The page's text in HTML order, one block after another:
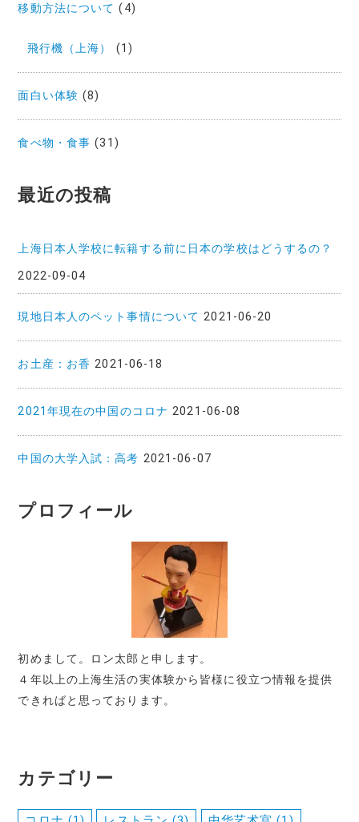
移動方法について (4)
飛行機（上海） (1)
面白い体験 (8)
食べ物・食事 (31)
最近の投稿
上海日本人学校に転籍する前に日本の学校はどうするの？
2022-09-04
現地日本人のペット事情について 2021-06-20
お土産：お香 2021-06-18
2021年現在の中国のコロナ 2021-06-08
中国の大学入試：高考 2021-06-07
プロフィール
初めまして。ロン太郎と申します。
４年以上の上海生活の実体験から皆様に役立つ情報を提供
できればと思っております。
カテゴリー